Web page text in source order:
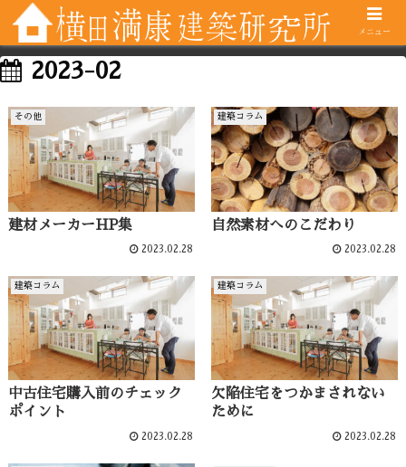
2023-02
その他
建材メーカーHP集
2023.02.28
建築コラム
自然素材へのこだわり
2023.02.28
建築コラム
中古住宅購入前のチェック
ポイント
2023.02.28
建築コラム
欠陥住宅をつかまされない
ために
2023.02.28
メニュー